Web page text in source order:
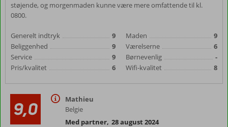
støjende, og morgenmaden kunne være mere omfattende til kl.
0800.
Generelt indtryk
9
Beliggenhed
9
Service
9
Pris/kvalitet
6
Maden
9
Værelserne
6
Børnevenlig
-
Wifi-kvalitet
8
9,0
Mathieu
Belgie
Med partner, 28 august 2024